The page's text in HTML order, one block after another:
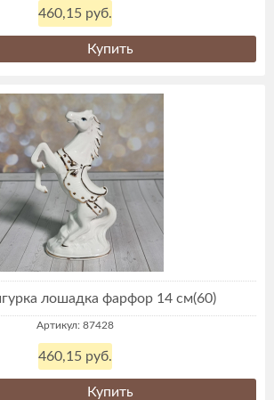
460,15 руб.
Купить
лошадка фарфор 14 см(60)
Артикул: 87428
460,15 руб.
Купить